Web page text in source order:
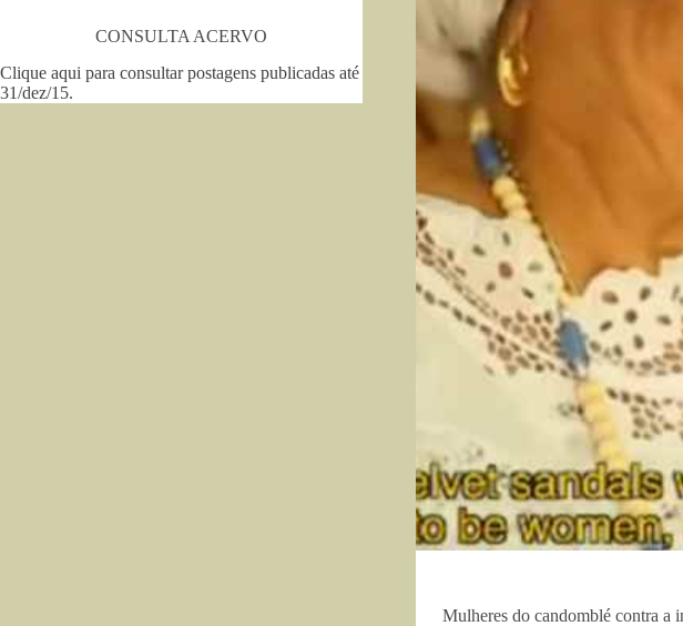
Mulheres do candomblé contra a
CONSULTA ACERVO
Clique aqui para consultar postagens publicadas até
31/dez/15.